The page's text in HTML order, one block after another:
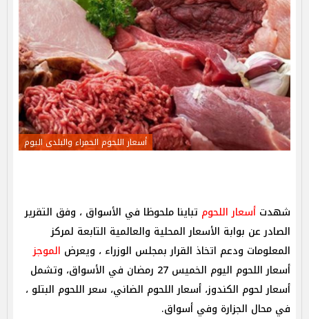
أسعار اللحوم الحمراء والبلدى اليوم
شهدت أسعار اللحوم تباينا ملحوظا في الأسواق ، وفق التقرير
الصادر عن بوابة الأسعار المحلية والعالمية التابعة لمركز
المعلومات ودعم اتخاذ القرار بمجلس الوزراء ، ويعرض الموجز
أسعار اللحوم اليوم الخميس 27 رمضان في الأسواق، وتشمل
أسعار لحوم الكندوز، أسعار اللحوم الضاني، سعر اللحوم البتلو ،
في محال الجزارة وفي أسواق.